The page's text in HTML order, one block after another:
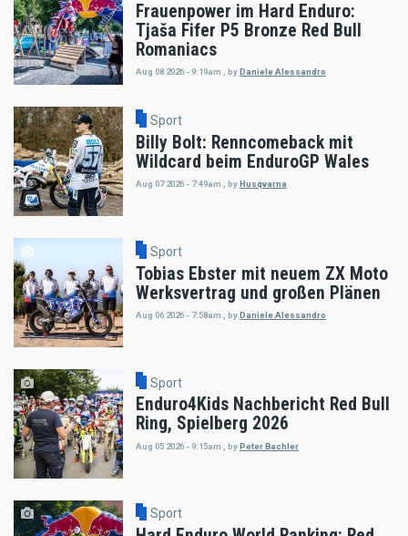
Frauenpower im Hard Enduro:
Tjaša Fifer P5 Bronze Red Bull
Romaniacs
Aug 08 2026 - 9:19am , by Daniele Alessandro
Sport
Billy Bolt: Renncomeback mit
Wildcard beim EnduroGP Wales
Aug 07 2026 - 7:49am byHusqvarna
Sport
Tobias Ebster mit neuem ZX Moto
Werksvertrag und großen Plänen
Aug 06 2026 - 7:58am byDaniele Alessandro
Sport
Enduro4Kids Nachbericht Red Bull
Ring, Spielberg 2026
Aug 05 2026 - 9:15am byPeter Bachler
Sport